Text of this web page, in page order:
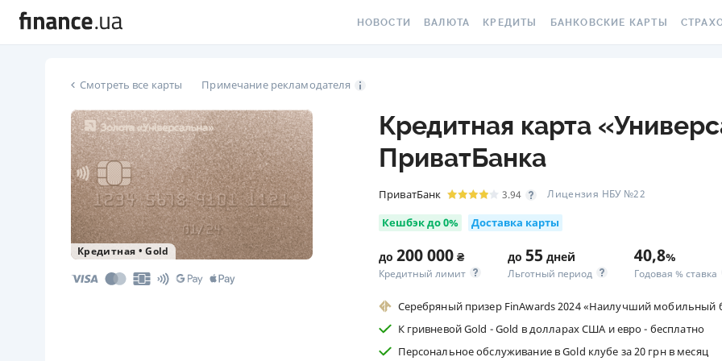
НОВОСТИ
ЛИЧНЫЕ ФИНАНСЫ
АВТОРСКИЕ КОЛОНКИ
НОВОСТИ КОМПАНИЙ
СПЕЦПРОЕКТЫ
ПОЛЕЗНО ЗНАТЬ
ВАЛЮТА
МІНЯЙЛО
МЕЖБАНК
НАЛИЧНЫЕ КУРСЫ
КАРТОЧНЫЕ КУРСЫ
КУРС НБУ
КУРСЫ МЕТАЛЛОВ
КРЕДИТЫ
КРЕДИТ ДО ЗАРПЛАТЫ
КРЕДИТ ОНЛАЙН
КРЕДИТ БЕЗ СПРАВОК
РЕЙТИНГ ОНЛАЙН-
КРЕДИТНЫЙ КАЛЬКУЛЯТОР
ИПОТЕКА
ПУТЕВОДИТЕЛИ ПО
КРЕДИТАМ
БАНКОВСКИЕ КАРТЫ
ДЕБЕТОВЫЕ КАРТЫ
С БЕСПЛАТНЫМ ВЫПУСКОМ
РЕЙТИНГ КАРТ С КЕШБЭКОМ
РЕЙТИНГ КАРТ ДЛЯ
РЕЙТИНГ ДЕБЕТОВЫХ КАРТ
ДМС
КАРТА
Смотреть все карты Примечание рекламодателя
Кредитная карта
ПриватБанка
ПриватБанк 3.94 Лицензия НБУ №22
Кредитная •Gold
Кешбэк до 0% Доставка карты
до 200 000 ₴
Кредитный лимит
до 55 дней
Льготный период
40,8%
Годовая % ставка
Серебряный призер FinAwards 2024 «Наилучший мобильный
К гривневой Gold - Gold в долларах США и евро - бесплатно
Персональное обслуживание в Gold клубе за 20 грн в месяц